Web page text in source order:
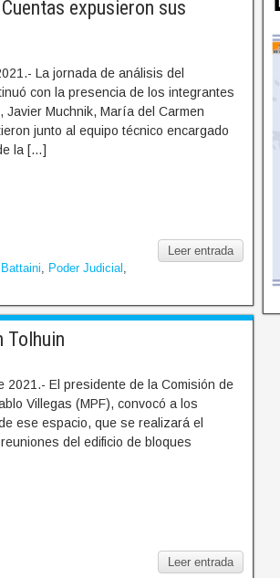
expusieron sus
La jornada de análisis del
con la presencia de los integrantes
Muchnik, María del Carmen
junto al equipo técnico encargado
la […]
Leer entrada
, Poder Judicial ,
Tolhuin
2021.- El presidente de la Comisión de
Villegas (MPF), convocó a los
ese espacio, que se realizará el
del edificio de bloques
Leer entrada